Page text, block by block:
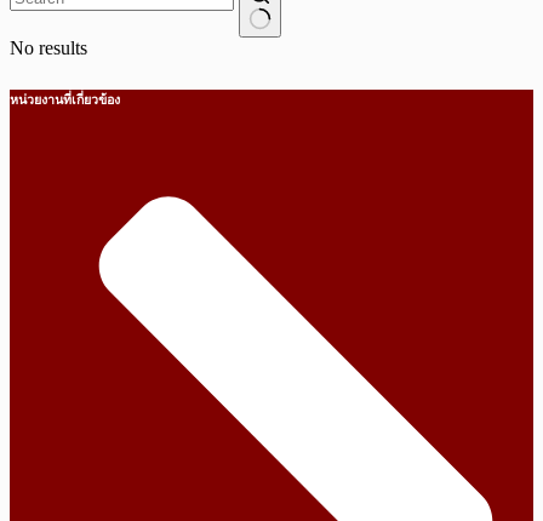
No results
หน่วยงานที่เกี่ยวข้อง